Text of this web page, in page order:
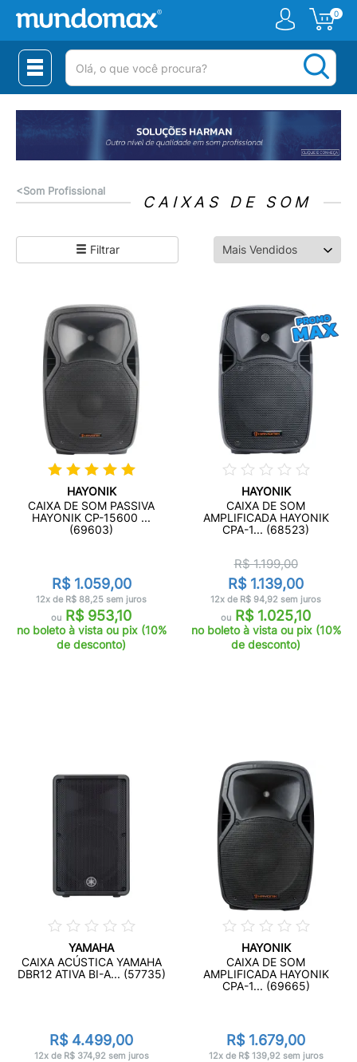
0
(pesquisar)
<Som Profissional
CAIXAS DE SOM
Filtrar
HAYONIK
CAIXA DE SOM PASSIVA
HAYONIK CP-15600 ...
(69603)
R$ 1.059,00
12x de R$ 88,25 sem juros
ou R$ 953,10
no boleto à vista ou pix (10%
de desconto)
HAYONIK
CAIXA DE SOM
AMPLIFICADA HAYONIK
CPA-1... (68523)
R$ 1.199,00
R$ 1.139,00
12x de R$ 94,92 sem juros
ou R$ 1.025,10
no boleto à vista ou pix (10%
de desconto)
YAMAHA
CAIXA ACÚSTICA YAMAHA
DBR12 ATIVA BI-A... (57735)
R$ 4.499,00
12x de R$ 374,92 sem juros
HAYONIK
CAIXA DE SOM
AMPLIFICADA HAYONIK
CPA-1... (69665)
R$ 1.679,00
12x de R$ 139,92 sem juros